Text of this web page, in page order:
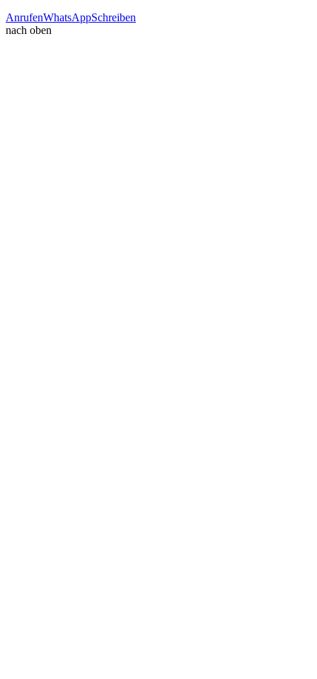
AnrufenWhatsAppSchreiben
nach oben